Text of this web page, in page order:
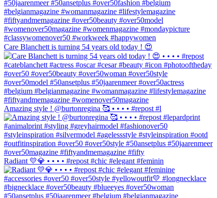
Care Blanchett is turning 54 years old today ! 😍
Amazing style ! @burtonregina 🥰 • • • • #repost #l
Radiant 💛💎 • • • • #repost #chic #elegant #feminin